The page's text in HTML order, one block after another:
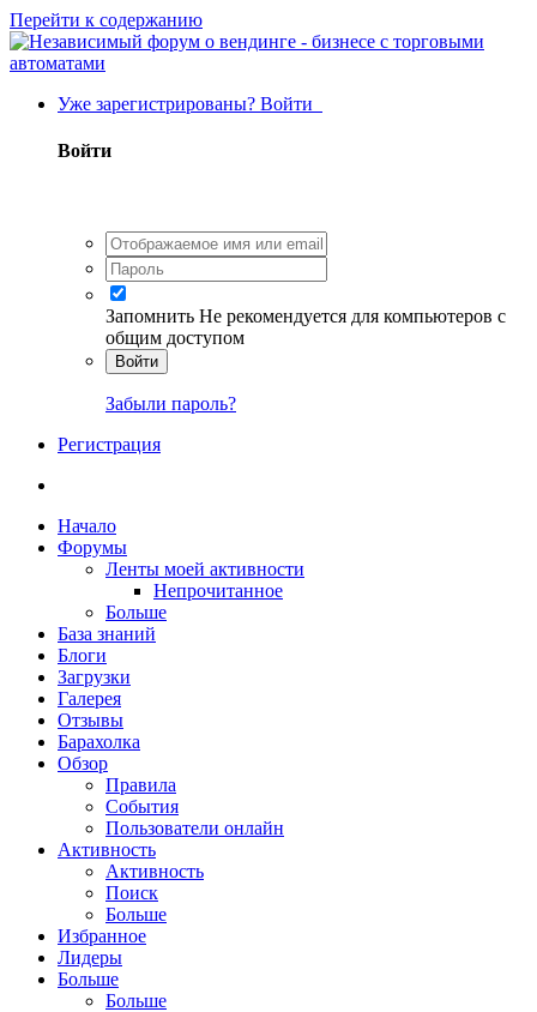
Перейти к содержанию
Уже зарегистрированы? Войти
Войти
Запомнить Не рекомендуется для компьютеров с
общим доступом
Войти
Забыли пароль?
Регистрация
Начало
Форумы
Ленты моей активности
Непрочитанное
Больше
База знаний
Блоги
Загрузки
Галерея
Отзывы
Барахолка
Обзор
Правила
События
Пользователи онлайн
Активность
Активность
Поиск
Больше
Избранное
Лидеры
Больше
Больше